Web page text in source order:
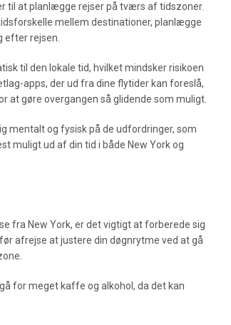
til at planlægge rejser på tværs af tidszoner.
mellem destinationer, planlægge
efter rejsen.
til den lokale tid, hvilket mindsker risikoen
apps, der ud fra dine flytider kan foreslå,
at gøre overgangen så glidende som muligt.
mentalt og fysisk på de udfordringer, som
muligt ud af din tid i både New York og
fra New York, er det vigtigt at forberede sig
afrejse at justere din døgnrytme ved at gå
for meget kaffe og alkohol, da det kan